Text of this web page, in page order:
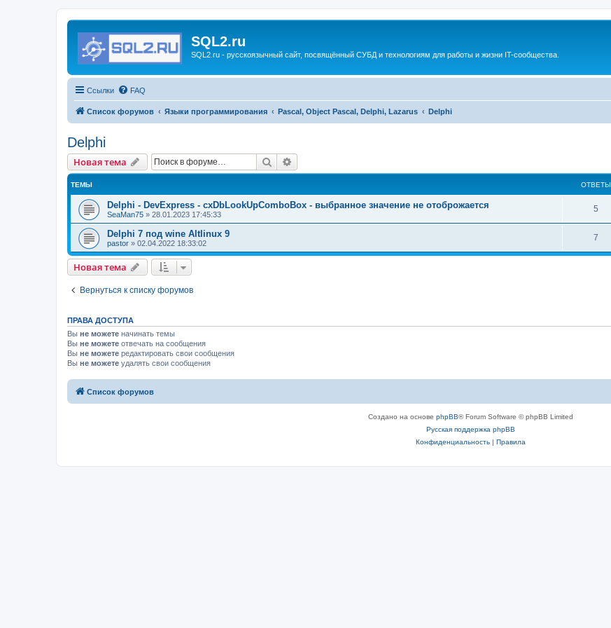
SQL2.ru
SQL2.ru - русскоязычный сайт, посвящённый СУБД и технологиям для работы и жизни IT-сообщества.
Ссылки FAQ
Список форумов Языки программирования Pascal, Object Pascal, Delphi, Lazarus Delphi
Delphi
Новая тема Поиск
ТЕМЫ ОТВЕТЫ
Delphi - DevExpress - cxDbLookUpComboBox - выбранное значение не отоброжается
SeaMan75 » 28.01.2023 17:45:33
5
Delphi 7 под wine Altlinux 9
pastor » 02.04.2022 18:33:02
7
Новая тема
Вернуться к списку форумов
ПРАВА ДОСТУПА
Вы не можете начинать темы
Вы не можете отвечать на сообщения
Вы не можете редактировать свои сообщения
Вы не можете удалять свои сообщения
Список форумов
Создано на основе phpBB® Forum Software © phpBB Limited
Русская поддержка phpBB
Конфиденциальность| Правила